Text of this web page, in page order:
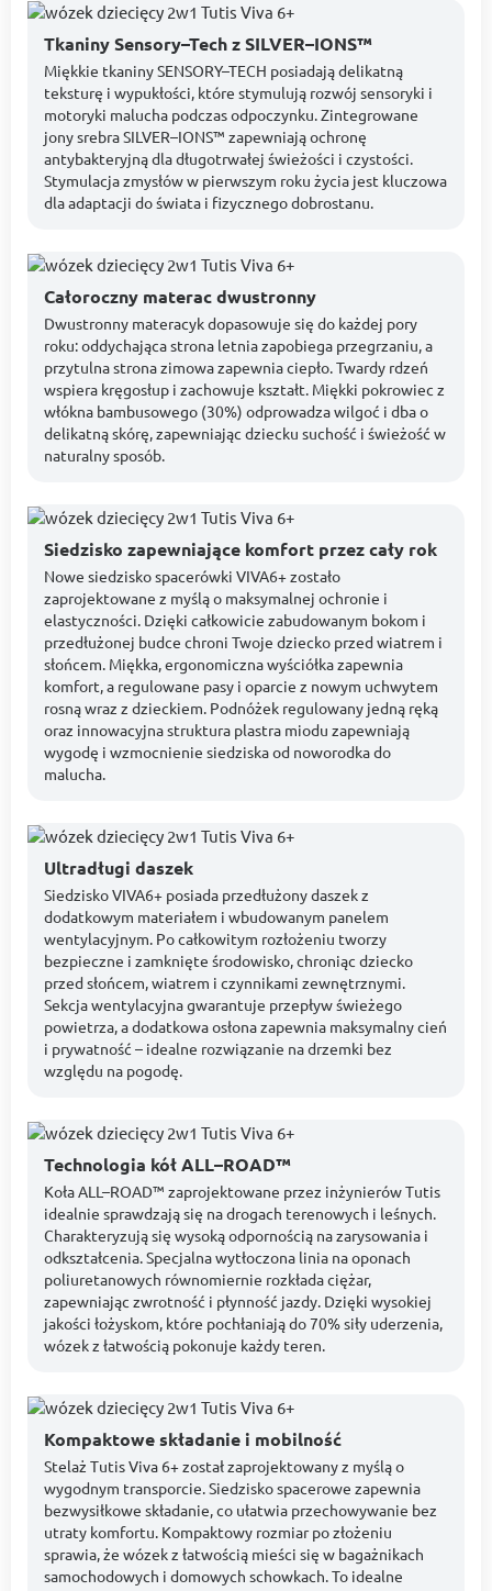
Tkaniny Sensory–Tech z SILVER–IONS™
Miękkie tkaniny SENSORY–TECH posiadają delikatną
teksturę i wypukłości, które stymulują rozwój sensoryki i
motoryki malucha podczas odpoczynku. Zintegrowane
jony srebra SILVER–IONS™ zapewniają ochronę
antybakteryjną dla długotrwałej świeżości i czystości.
Stymulacja zmysłów w pierwszym roku życia jest kluczowa
dla adaptacji do świata i fizycznego dobrostanu.
Całoroczny materac dwustronny
Dwustronny materacyk dopasowuje się do każdej pory
roku: oddychająca strona letnia zapobiega przegrzaniu, a
przytulna strona zimowa zapewnia ciepło. Twardy rdzeń
wspiera kręgosłup i zachowuje kształt. Miękki pokrowiec z
włókna bambusowego (30%) odprowadza wilgoć i dba o
delikatną skórę, zapewniając dziecku suchość i świeżość w
naturalny sposób.
Siedzisko zapewniające komfort przez cały rok
Nowe siedzisko spacerówki VIVA6+ zostało
zaprojektowane z myślą o maksymalnej ochronie i
elastyczności. Dzięki całkowicie zabudowanym bokom i
przedłużonej budce chroni Twoje dziecko przed wiatrem i
słońcem. Miękka, ergonomiczna wyściółka zapewnia
komfort, a regulowane pasy i oparcie z nowym uchwytem
rosną wraz z dzieckiem. Podnóżek regulowany jedną ręką
oraz innowacyjna struktura plastra miodu zapewniają
wygodę i wzmocnienie siedziska od noworodka do
malucha.
Ultradługi daszek
Siedzisko VIVA6+ posiada przedłużony daszek z
dodatkowym materiałem i wbudowanym panelem
wentylacyjnym. Po całkowitym rozłożeniu tworzy
bezpieczne i zamknięte środowisko, chroniąc dziecko
przed słońcem, wiatrem i czynnikami zewnętrznymi.
Sekcja wentylacyjna gwarantuje przepływ świeżego
powietrza, a dodatkowa osłona zapewnia maksymalny cień
i prywatność – idealne rozwiązanie na drzemki bez
względu na pogodę.
Technologia kół ALL–ROAD™
Koła ALL–ROAD™ zaprojektowane przez inżynierów Tutis
idealnie sprawdzają się na drogach terenowych i leśnych.
Charakteryzują się wysoką odpornością na zarysowania i
odkształcenia. Specjalna wytłoczona linia na oponach
poliuretanowych równomiernie rozkłada ciężar,
zapewniając zwrotność i płynność jazdy. Dzięki wysokiej
jakości łożyskom, które pochłaniają do 70% siły uderzenia,
wózek z łatwością pokonuje każdy teren.
Kompaktowe składanie i mobilność
Stelaż Tutis Viva 6+ został zaprojektowany z myślą o
wygodnym transporcie. Siedzisko spacerowe zapewnia
bezwysiłkowe składanie, co ułatwia przechowywanie bez
utraty komfortu. Kompaktowy rozmiar po złożeniu
sprawia, że wózek z łatwością mieści się w bagażnikach
samochodowych i domowych schowkach. To idealne